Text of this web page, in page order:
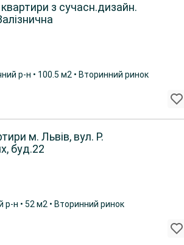
з сучасн.дизайн.
р-н • 100.5 м2 • Вторинний ринок
м. Львів, вул. Р.
буд.22
р-н • 52 м2 • Вторинний ринок